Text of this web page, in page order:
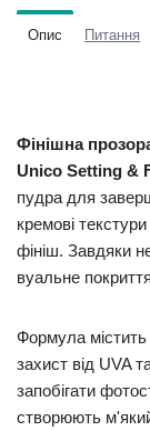
Опис Питання
Фінішна
Unico Setting &
пудра для
кремові
фініш. Завдяки
вуальне
Формула
захист від UVA
запобігати
створюють